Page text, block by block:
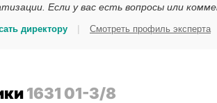
Если у вас есть вопросы или
директору | Смотреть профиль эксперта
1631 01-3/8